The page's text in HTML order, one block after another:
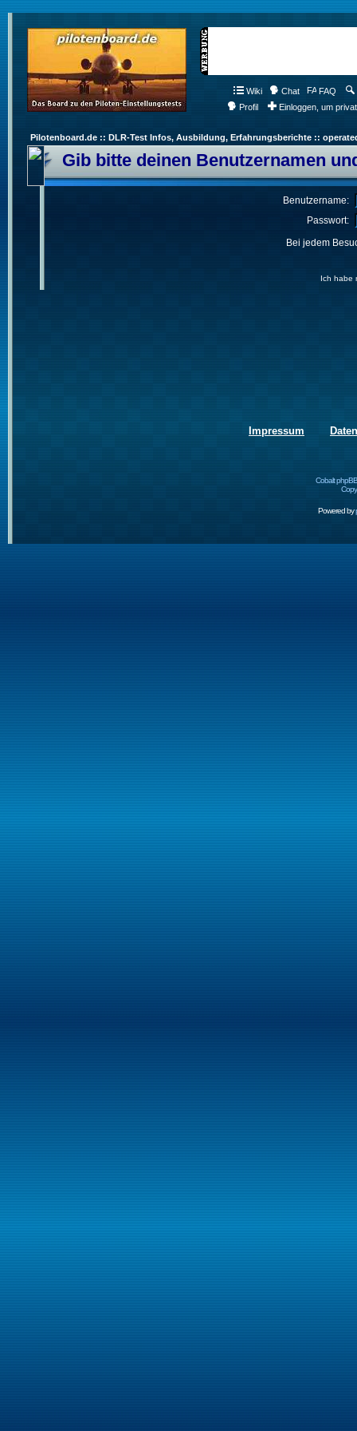
Wiki Chat FAQ
Profil
Einloggen, um
Pilotenboard.de :: DLR-Test Infos, Ausbildung, Erfahrungsberichte ::
Gib bitte deinen Benutzernamen
Benutzername:
Passwort:
Bei jedem
Ich habe
Impressum
Cobalt
Powered by